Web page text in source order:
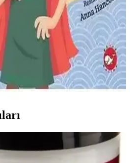
Damlası - Doğa ve Su
Masal Kitabı
eğlenceli ve sade anlatımla sunan,
masal kitabı. Yağmur damlasının
doğa sevgisi kazandırır.
ve Farkındalık